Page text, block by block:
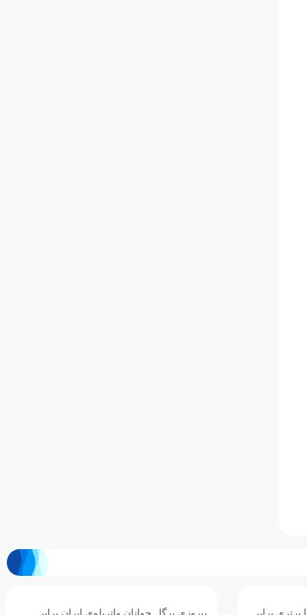
برابر
سومین برد جوانان واترپلوی ایران با شکست